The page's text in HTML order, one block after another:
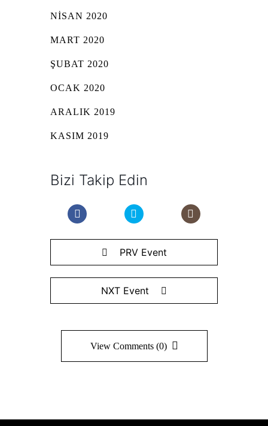
NISAN 2020
MART 2020
ŞUBAT 2020
OCAK 2020
ARALIK 2019
KASIM 2019
Bizi Takip Edin
PRV Event
NXT Event
View Comments (0)